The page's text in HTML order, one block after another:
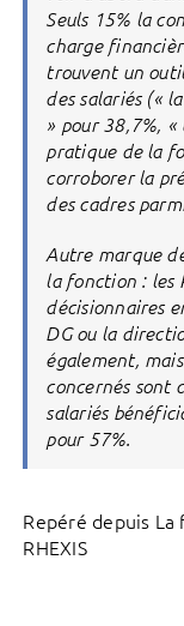
Seuls 15% la
charge
trouvent un
des salariés («
» pour 38,7%, «
pratique de la
corroborer la
des cadres
Autre marque
la fonction : les
décisionnaires
DG ou la
également,
concernés sont
salariés
pour 57%.
Repéré depuis
RHEXIS